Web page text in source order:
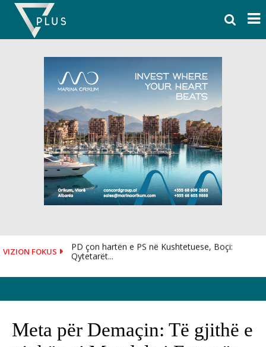
Skip
content
VIZION FOKUS
PD çon hartën e PS në Kushtetuese, Boçi:
Qytetarët...
Meta për Demaçin: Të gjithë e